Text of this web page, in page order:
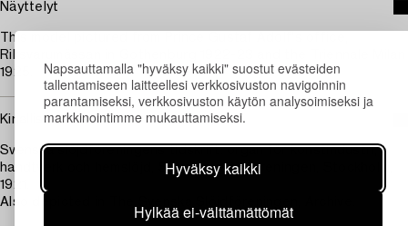
Napsauttamalla "hyväksy kaikki" suostut evästeiden
tallentamiseen laitteellesi verkkosivuston navigoinnin
parantamiseksi, verkkosivuston käytön analysoimiseksi ja
markkinointimme mukauttamiseksi.
Hyväksy kaikki
Hylkää ei-välttämättömät
Näyttelyt
This model pictured from Prince Gustaf Adolf's office,
Riksvarumässan in Gothenburg 1922-23 and the Triennale Milan
1925.
Kirjallisuus
Svenska slöjdföreningens tidskrift: organ för konstindustri,
handtverk och hemslöjd, Svenska slöjdföreningen, Stockholm,
1921.
Also depicted in The Svenska Slöjdföreningen, Archive.